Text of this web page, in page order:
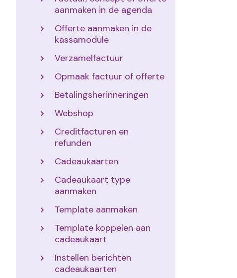
aanmaken in de agenda
Offerte aanmaken in de
kassamodule
Verzamelfactuur
Opmaak factuur of offerte
Betalingsherinneringen
Webshop
Creditfacturen en
refunden
Cadeaukaarten
Cadeaukaart type
aanmaken
Template aanmaken
Template koppelen aan
cadeaukaart
Instellen berichten
cadeaukaarten